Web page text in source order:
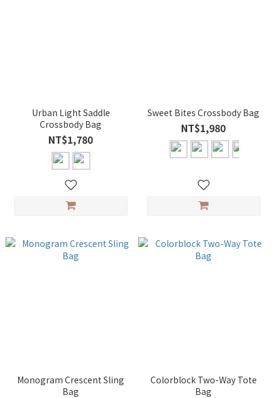
Urban Light Saddle
Crossbody Bag
NT$1,780
Sweet Bites Crossbody Bag
NT$1,980
Monogram Crescent Sling
Bag
Colorblock Two-Way Tote
Bag